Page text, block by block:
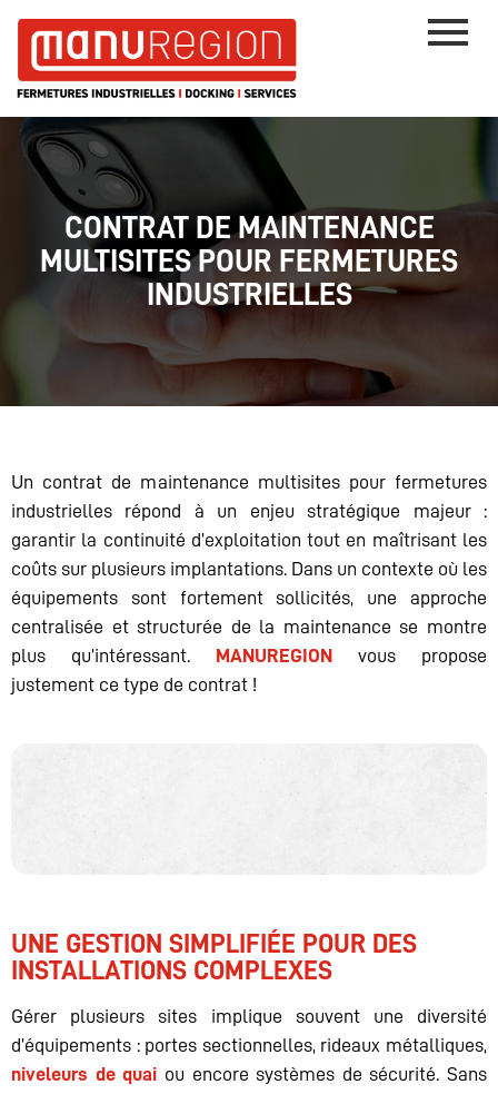
CONTRAT DE MAINTENANCE
MULTISITES POUR FERMETURES
INDUSTRIELLES
Un contrat de maintenance multisites pour fermetures
industrielles répond à un enjeu stratégique majeur :
garantir la continuité d’exploitation tout en maîtrisant les
coûts sur plusieurs implantations. Dans un contexte où les
équipements sont fortement sollicités, une approche
centralisée et structurée de la maintenance se montre
plus qu’intéressant. MANUREGION vous propose
justement ce type de contrat !
UNE GESTION SIMPLIFIÉE POUR DES
INSTALLATIONS COMPLEXES
Gérer plusieurs sites implique souvent une diversité
d’équipements : portes sectionnelles, rideaux métalliques,
niveleurs de quai ou encore systèmes de sécurité. Sans